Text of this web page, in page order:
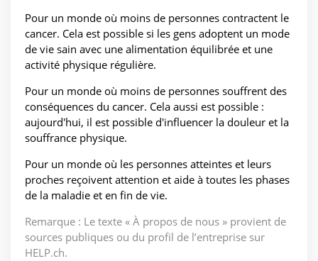
Pour un monde où moins de personnes contractent le
cancer. Cela est possible si les gens adoptent un mode
de vie sain avec une alimentation équilibrée et une
activité physique régulière.
Pour un monde où moins de personnes souffrent des
conséquences du cancer. Cela aussi est possible :
aujourd'hui, il est possible d'influencer la douleur et la
souffrance physique.
Pour un monde où les personnes atteintes et leurs
proches reçoivent attention et aide à toutes les phases
de la maladie et en fin de vie.
Remarque : Le texte « À propos de nous » provient de
sources publiques ou du profil de l’entreprise sur
HELP.ch.